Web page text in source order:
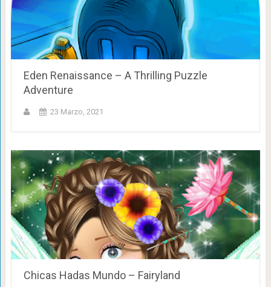
Eden Renaissance – A Thrilling Puzzle
Adventure
23 Marzo, 2021
Chicas Hadas Mundo – Fairyland